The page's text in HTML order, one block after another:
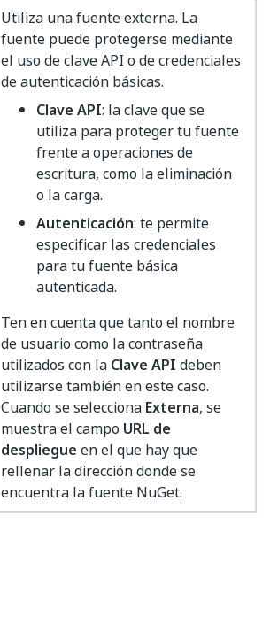
Utiliza una fuente externa. La
fuente puede protegerse mediante
el uso de clave API o de credenciales
de autenticación básicas.
Clave API: la clave que se
utiliza para proteger tu fuente
frente a operaciones de
escritura, como la eliminación
o la carga.
Autenticación: te permite
especificar las credenciales
para tu fuente básica
autenticada.
Ten en cuenta que tanto el nombre
de usuario como la contraseña
utilizados con la Clave API deben
utilizarse también en este caso.
Cuando se selecciona Externa, se
muestra el campo URL de
despliegue en el que hay que
rellenar la dirección donde se
encuentra la fuente NuGet.